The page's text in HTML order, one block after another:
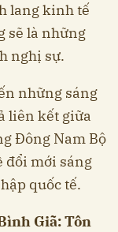
lang kinh tế
sẽ là những
nghị sự.
những sáng
liên kết giữa
Đông Nam Bộ
đổi mới sáng
quốc tế.
Giã: Tôn